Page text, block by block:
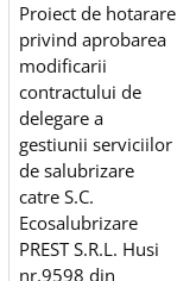
Proiect de hotarare
privind aprobarea
modificarii
contractului de
delegare a
gestiunii serviciilor
de salubrizare
catre S.C.
Ecosalubrizare
PREST S.R.L. Husi
nr.9598 din